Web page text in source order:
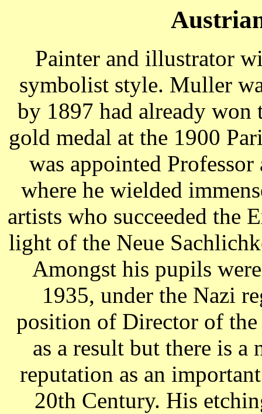
Painter and illustrator
symbolist style. Muller
by 1897 had already
gold medal at the 1900
was appointed
where he wielded
artists who succeeded the
light of the Neue
Amongst his pupils
1935, under the Nazi
position of Director of
as a result but there is a
reputation as an
20th Century. His